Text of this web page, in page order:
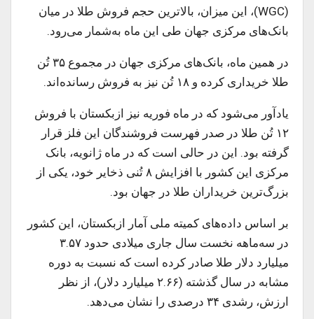
(WGC)، این میزان، بالاترین حجم فروش طلا در میان
بانک‌های مرکزی جهان طی این ماه به‌شمار می‌رود.
در همین ماه، بانک‌های مرکزی جهان در مجموع ۳۵ تُن
طلا خریداری کرده و ۱۸ تُن نیز به فروش رسانده‌اند.
یادآور می‌شود که در ماه فوریه نیز ازبکستان با فروش
۱۲ تُن طلا در صدر فهرست فروشندگان این فلز قرار
گرفته بود. این در حالی است که در ماه ژانویه، بانک
مرکزی این کشور با افزایش ۸ تُنی ذخایر خود، یکی از
بزرگ‌ترین خریداران طلا در جهان بود.
بر اساس داده‌های کمیته ملی آمار ازبکستان، این کشور
در سه‌ماهه نخست سال جاری میلادی حدود ۳.۵۷
میلیارد دلار طلا صادر کرده است که نسبت به دوره
مشابه در سال گذشته (۲.۶۶ میلیارد دلار)، از نظر
ارزش، رشدی ۳۴ درصدی را نشان می‌دهد.